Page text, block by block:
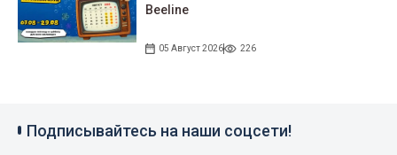
Beeline
05 Август 2026 226
Подписывайтесь на наши соцсети!